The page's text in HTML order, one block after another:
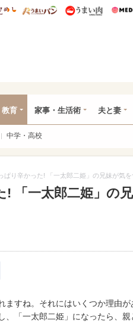
ズニー特集
うまいめし うまいパン うま
教育 家事・生活術 夫と妻
中学・高校
ぱり辛かった! 「一太郎二姫」の兄妹が気
「一太郎二姫」の
ますね。それにはいくつか理由
、「一太郎二姫」になったら、親